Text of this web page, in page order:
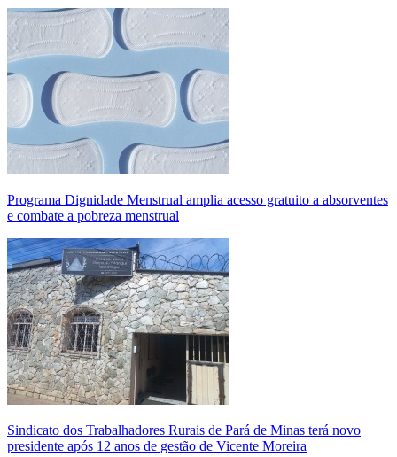
Programa Dignidade Menstrual amplia acesso gratuito a absorventes
e combate a pobreza menstrual
Sindicato dos Trabalhadores Rurais de Pará de Minas terá novo
presidente após 12 anos de gestão de Vicente Moreira